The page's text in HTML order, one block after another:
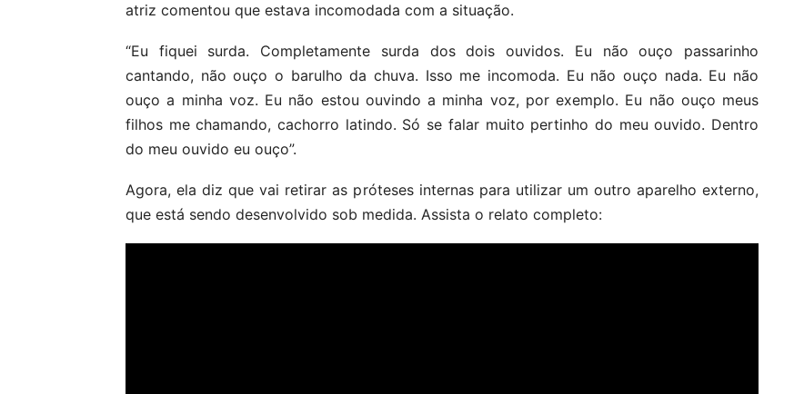
atriz comentou que estava incomodada com a situação.
“Eu fiquei surda. Completamente surda dos dois ouvidos. Eu não ouço passarinho
cantando, não ouço o barulho da chuva. Isso me incomoda. Eu não ouço nada. Eu não
ouço a minha voz. Eu não estou ouvindo a minha voz, por exemplo. Eu não ouço meus
filhos me chamando, cachorro latindo. Só se falar muito pertinho do meu ouvido. Dentro
do meu ouvido eu ouço”.
Agora, ela diz que vai retirar as próteses internas para utilizar um outro aparelho externo,
que está sendo desenvolvido sob medida. Assista o relato completo: